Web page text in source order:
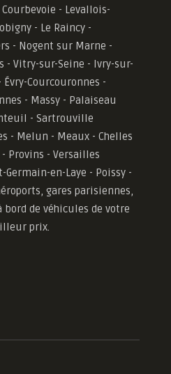
- Levallois-
- Le Raincy -
- Nogent sur Marne -
- Vitry-sur-Seine - Ivry-sur-
Courcouronnes -
- Massy - Palaiseau
- Sartrouville
- Melun - Meaux - Chelles
Provins - Versailles
Germain-en-Laye - Poissy -
gares parisiennes,
de véhicules de votre
prix.